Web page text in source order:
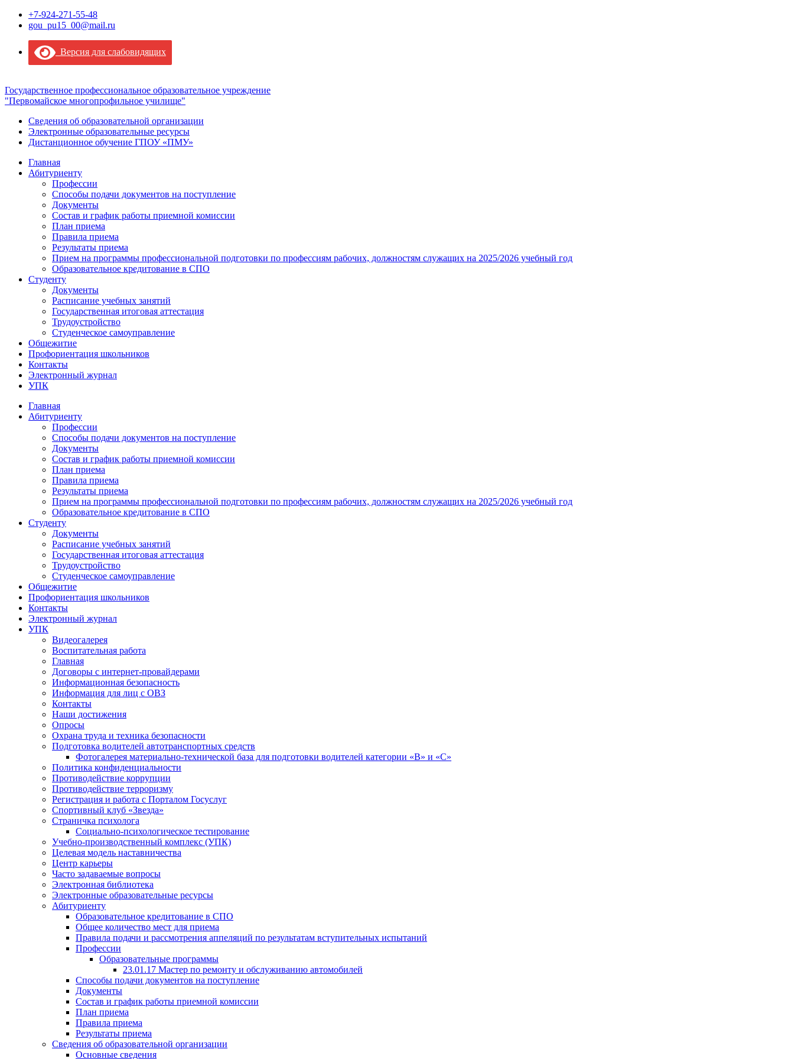
+7-924-271-55-48
gou_pu15_00@mail.ru
Версия для слабовидящих
Государственное профессиональное образовательное учреждение
"Первомайское многопрофильное училище"
Сведения об образовательной организации
Электронные образовательные ресурсы
Дистанционное обучение ГПОУ «ПМУ»
Главная
Абитуриенту
Профессии
Способы подачи документов на поступление
Документы
Состав и график работы приемной комиссии
План приема
Правила приема
Результаты приема
Прием на программы профессиональной подготовки по профессиям рабочих, должностям служащих на 2025/2026 учебный год
Образовательное кредитование в СПО
Студенту
Документы
Расписание учебных занятий
Государственная итоговая аттестация
Трудоустройство
Студенческое самоуправление
Общежитие
Профориентация школьников
Контакты
Электронный журнал
УПК
Главная
Абитуриенту
Профессии
Способы подачи документов на поступление
Документы
Состав и график работы приемной комиссии
План приема
Правила приема
Результаты приема
Прием на программы профессиональной подготовки по профессиям рабочих, должностям служащих на 2025/2026 учебный год
Образовательное кредитование в СПО
Студенту
Документы
Расписание учебных занятий
Государственная итоговая аттестация
Трудоустройство
Студенческое самоуправление
Общежитие
Профориентация школьников
Контакты
Электронный журнал
УПК
Видеогалерея
Воспитательная работа
Главная
Договоры с интернет-провайдерами
Информационная безопасность
Информация для лиц с ОВЗ
Контакты
Наши достижения
Опросы
Охрана труда и техника безопасности
Подготовка водителей автотранспортных средств
Фотогалерея материально-технической база для подготовки водителей категории «В» и «С»
Политика конфиденциальности
Противодействие коррупции
Противодействие терроризму
Регистрация и работа с Порталом Госуслуг
Спортивный клуб «Звезда»
Страничка психолога
Социально-психологическое тестирование
Учебно-производственный комплекс (УПК)
Целевая модель наставничества
Центр карьеры
Часто задаваемые вопросы
Электронная библиотека
Электронные образовательные ресурсы
Абитуриенту
Образовательное кредитование в СПО
Общее количество мест для приема
Правила подачи и рассмотрения аппеляций по результатам вступительных испытаний
Профессии
Образовательные программы
23.01.17 Мастер по ремонту и обслуживанию автомобилей
Способы подачи документов на поступление
Документы
Состав и график работы приемной комиссии
План приема
Правила приема
Результаты приема
Сведения об образовательной организации
Основные сведения